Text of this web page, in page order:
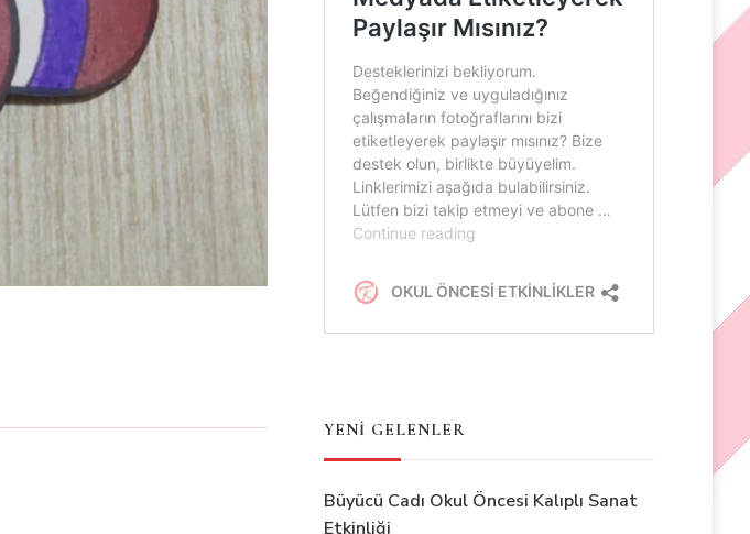
YENİ GELENLER
Büyücü Cadı Okul Öncesi Kalıplı Sanat
Etkinliği